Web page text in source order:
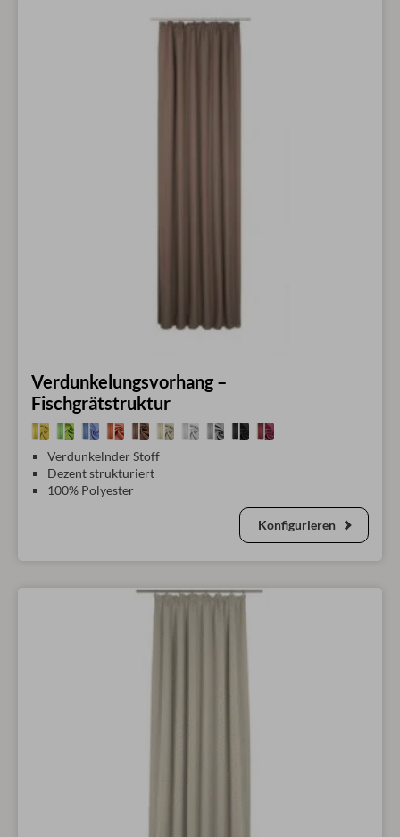
Verdunkelungsvorhang –
Fischgrätstruktur
Verdunkelnder Stoff
Dezent strukturiert
100% Polyester